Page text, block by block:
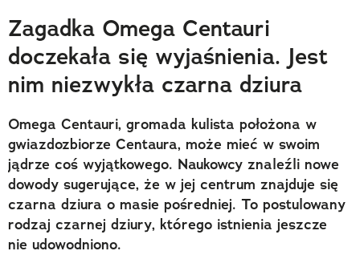
Trendbook Podróżniczy
Polecane
Zagadka Omega Centauri
doczekała się wyjaśnienia. Jest
nim niezwykła czarna dziura
Omega Centauri, gromada kulista położona w
gwiazdozbiorze Centaura, może mieć w swoim
jądrze coś wyjątkowego. Naukowcy znaleźli nowe
dowody sugerujące, że w jej centrum znajduje się
czarna dziura o masie pośredniej. To postulowany
rodzaj czarnej dziury, którego istnienia jeszcze
nie udowodniono.